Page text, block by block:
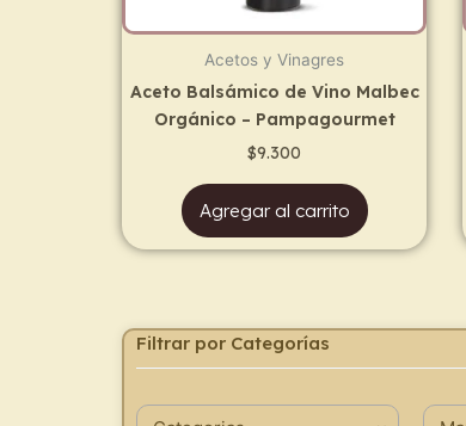
Acetos y Vinagres
Aceto Balsámico de Vino Malbec
Orgánico – Pampagourmet
$9.300
Agregar al carrito
Filtrar por Categorías